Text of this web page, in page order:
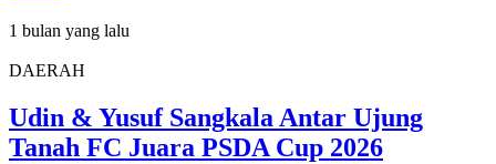
1 bulan yang lalu
DAERAH
Udin & Yusuf Sangkala Antar Ujung
Tanah FC Juara PSDA Cup 2026